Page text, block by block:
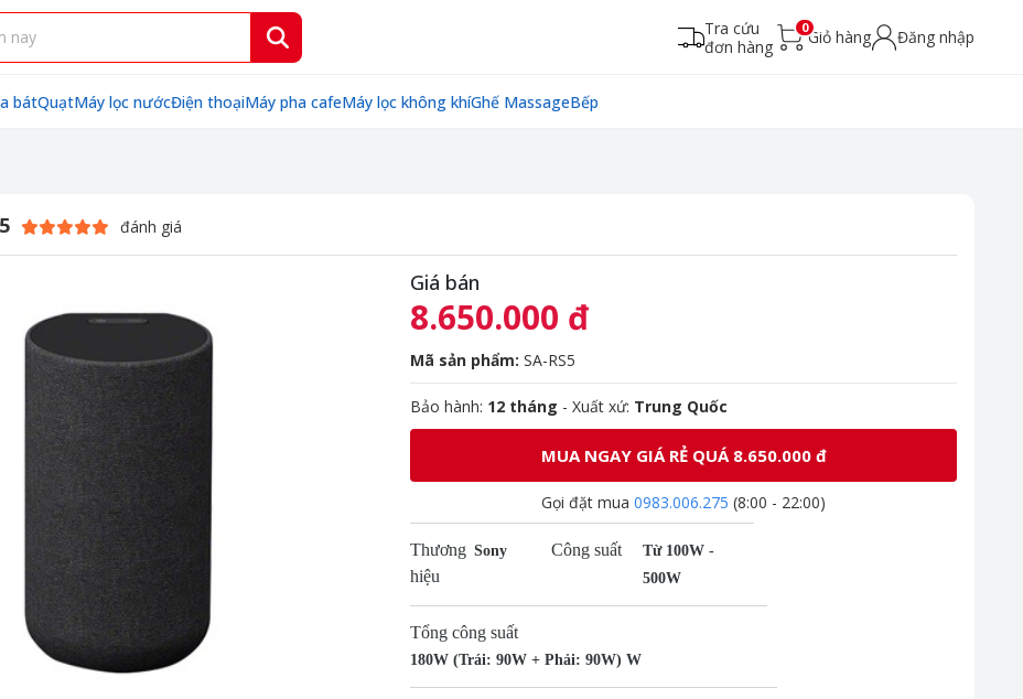
Tra cứu
đơn hàng
0Giỏ hàng Đăng nhập
bátQuạtMáy lọc nướcĐiện thoạiMáy pha cafeMáy lọc không khíGhế MassageBếp
đánh giá
Giá bán
8.650.000 đ
Mã sản phẩm: SA-RS5
Bảo hành: 12 tháng - Xuất xứ: Trung Quốc
MUA NGAY GIÁ RẺ QUÁ 8.650.000 đ
Gọi đặt mua 0983.006.275 (8:00 - 22:00)
Thương
hiệu
Sony Công suất
Từ 100W -
500W
Tổng công suất
180W (Trái: 90W + Phải: 90W) W